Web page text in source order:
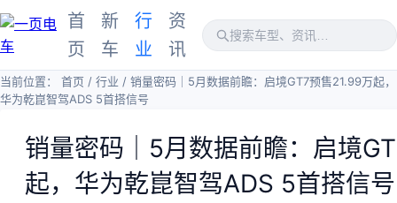
首
页
新
车
行
业
资
讯
当前位置： 首页 / 行业 / 销量密码｜5月数据前瞻：启境GT7预售21.99万起，
华为乾崑智驾ADS 5首搭信号
销量密码｜5月数据前瞻：启境
起，华为乾崑智驾ADS 5首搭信号